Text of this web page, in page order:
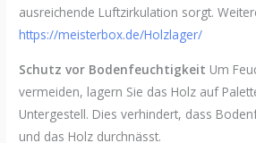
ausreichende Luftzirkulation sorgt.
https://meisterbox.de/Holzlager/
Schutz vor Bodenfeuchtigkeit Um
vermeiden, lagern Sie das Holz auf
Untergestell. Dies verhindert, dass
und das Holz durchnässt.